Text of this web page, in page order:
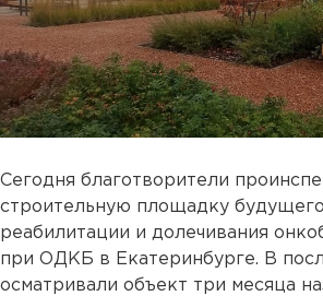
Сегодня благотворители
строительную площадку
реабилитации и долечивания
при ОДКБ в Екатеринбурге. В
осматривали объект три месяца